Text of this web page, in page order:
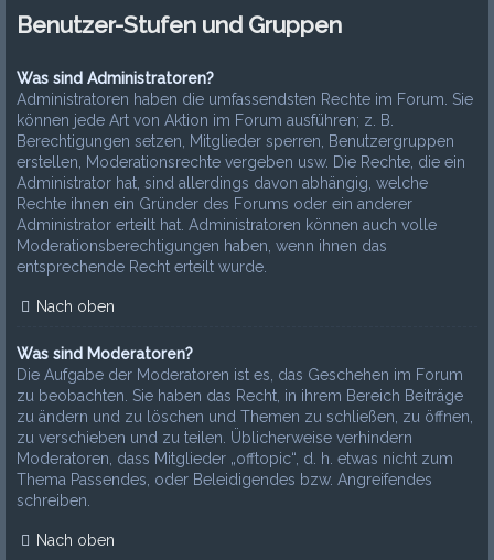
Benutzer-Stufen und Gruppen
Was sind Administratoren?
Administratoren haben die umfassendsten Rechte im Forum. Sie
können jede Art von Aktion im Forum ausführen; z. B.
Berechtigungen setzen, Mitglieder sperren, Benutzergruppen
erstellen, Moderationsrechte vergeben usw. Die Rechte, die ein
Administrator hat, sind allerdings davon abhängig, welche
Rechte ihnen ein Gründer des Forums oder ein anderer
Administrator erteilt hat. Administratoren können auch volle
Moderationsberechtigungen haben, wenn ihnen das
entsprechende Recht erteilt wurde.
Nach oben
Was sind Moderatoren?
Die Aufgabe der Moderatoren ist es, das Geschehen im Forum
zu beobachten. Sie haben das Recht, in ihrem Bereich Beiträge
zu ändern und zu löschen und Themen zu schließen, zu öffnen,
zu verschieben und zu teilen. Üblicherweise verhindern
Moderatoren, dass Mitglieder „offtopic“, d. h. etwas nicht zum
Thema Passendes, oder Beleidigendes bzw. Angreifendes
schreiben.
Nach oben